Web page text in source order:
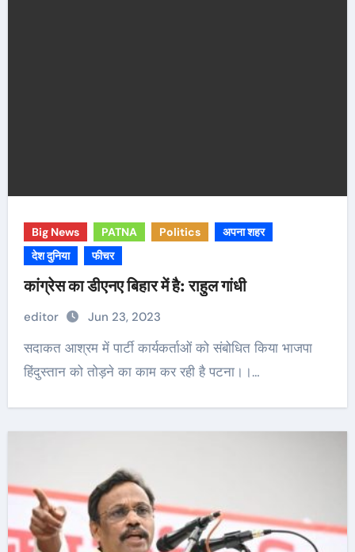
Big News PATNA Politics
अपना शहर
देश दुनिया
फीचर
कांग्रेस का डीएनए बिहार में है: राहुल गांधी
editor Jun 23, 2023
सदाकत आश्रम में पार्टी कार्यकर्ताओं को संबोधित किया भाजपा
हिंदुस्तान को तोड़ने का काम कर रही है पटना।।…